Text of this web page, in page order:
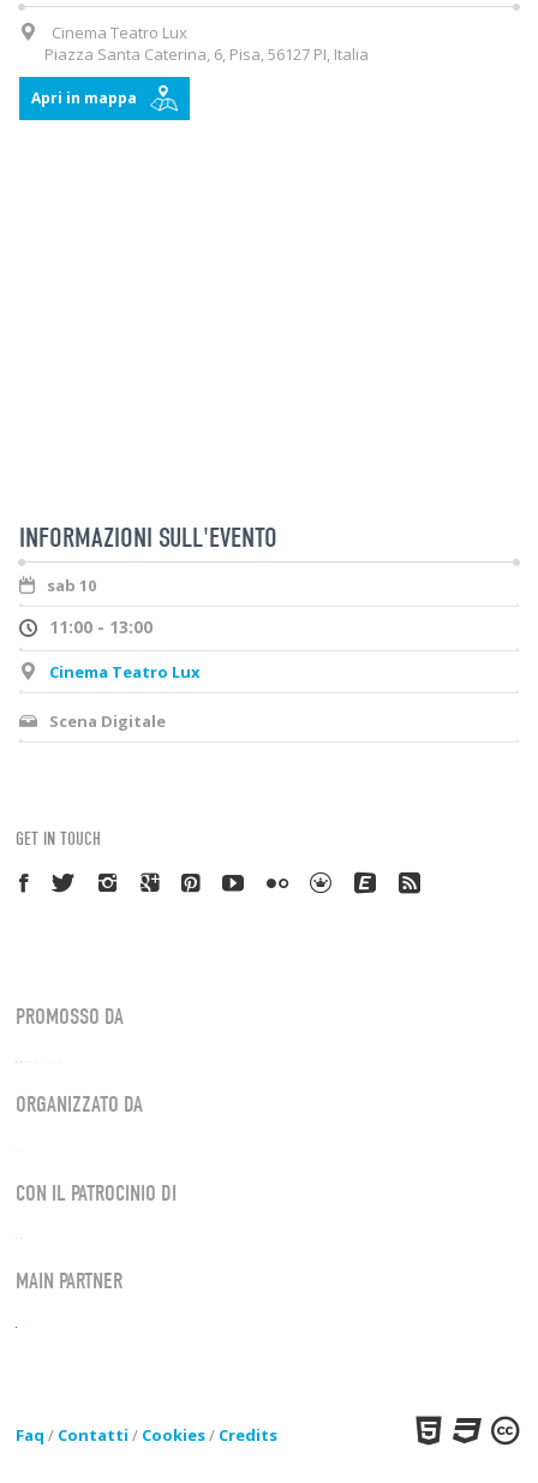
Cinema Teatro Lux
Piazza Santa Caterina, 6, Pisa, 56127 PI, Italia
Apri in mappa
INFORMAZIONI SULL'EVENTO
sab 10
11:00 - 13:00
Cinema Teatro Lux
Scena Digitale
GET IN TOUCH
PROMOSSO DA
ORGANIZZATO DA
CON IL PATROCINIO DI
MAIN PARTNER
Faq / Contatti / Cookies/ Credits